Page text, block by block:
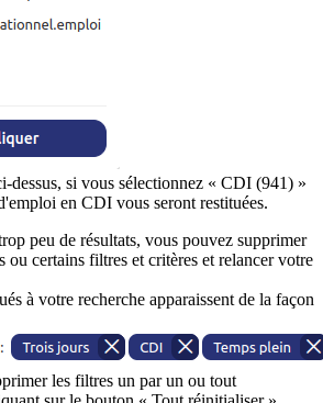
dessus, si vous sélectionnez « CDI (941) »
en CDI vous seront restituées.
peu de résultats, vous pouvez supprimer
ou certains filtres et critères et relancer votre
à votre recherche apparaissent de la façon
les filtres un par un ou tout